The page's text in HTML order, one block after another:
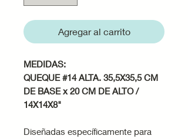
Agregar al carrito
MEDIDAS:
QUEQUE #14 ALTA. 35,5X35,5 CM
DE BASE x 20 CM DE ALTO /
14X14X8"
Diseñadas específicamente para